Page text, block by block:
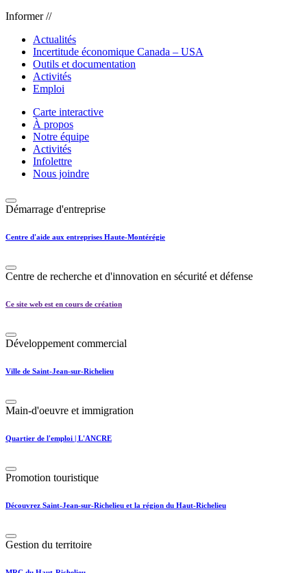
Informer //
Actualités
Incertitude économique Canada – USA
Outils et documentation
Activités
Emploi
Carte interactive
À propos
Notre équipe
Activités
Infolettre
Nous joindre
Démarrage d'entreprise
Centre d'aide aux entreprises Haute-Montérégie
Centre de recherche et d'innovation en sécurité et défense
Ce site web est en cours de création
Développement commercial
Ville de Saint-Jean-sur-Richelieu
Main-d'oeuvre et immigration
Quartier de l'emploi | L'ANCRE
Promotion touristique
Découvrez Saint-Jean-sur-Richelieu et la région du Haut-Richelieu
Gestion du territoire